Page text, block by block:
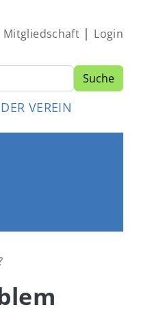
Suche
Mitgliedschaft | Login
DER VEREIN